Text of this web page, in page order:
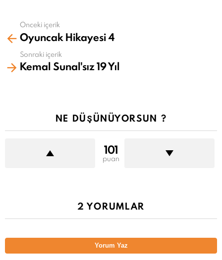
Daha
fazla
Önceki içerik
Oyuncak Hikayesi 4
Sonraki içerik
Kemal Sunal'sız 19 Yıl
NE DÜŞÜNÜYORSUN ?
101
puan
2 YORUMLAR
Yorum Yaz